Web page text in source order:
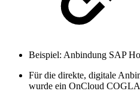
Beispiel: Anbindung SAP
Für die direkte, digitale
wurde ein OnCloud